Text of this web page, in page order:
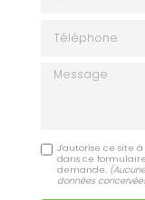
Message
J'autorise ce site
dans ce
demande.
données